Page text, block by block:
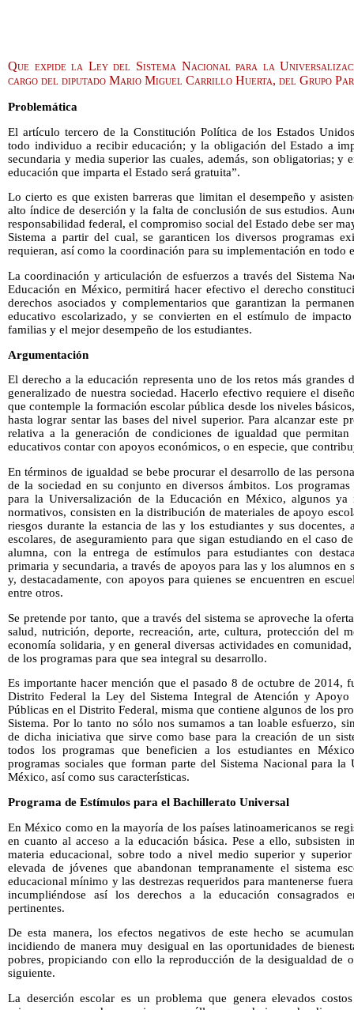
Que expide la Ley del Sistema Nacional para la
cargo del diputado Mario Miguel Carrillo Huerta, del Grupo
Problemática
El artículo tercero de la Constitución Política de los Estados
todo individuo a recibir educación; y la obligación del Estado a
secundaria y media superior las cuales, además, son obligatorias; y
educación que imparta el Estado será gratuita”.
Lo cierto es que existen barreras que limitan el desempeño y
alto índice de deserción y la falta de conclusión de sus estudios.
responsabilidad federal, el compromiso social del Estado debe ser
Sistema a partir del cual, se garanticen los diversos programas
requieran, así como la coordinación para su implementación en todo
La coordinación y articulación de esfuerzos a través del Sistema
Educación en México, permitirá hacer efectivo el derecho
derechos asociados y complementarios que garantizan la
educativo escolarizado, y se convierten en el estímulo de
familias y el mejor desempeño de los estudiantes.
Argumentación
El derecho a la educación representa uno de los retos más grandes
generalizado de nuestra sociedad. Hacerlo efectivo requiere el
que contemple la formación escolar pública desde los niveles
hasta lograr sentar las bases del nivel superior. Para alcanzar este
relativa a la generación de condiciones de igualdad que
educativos contar con apoyos económicos, o en especie, que
En términos de igualdad se bebe procurar el desarrollo de las
de la sociedad en su conjunto en diversos ámbitos. Los
para la Universalización de la Educación en México, algunos ya
normativos, consisten en la distribución de materiales de apoyo
riesgos durante la estancia de las y los estudiantes y sus
escolares, de aseguramiento para que sigan estudiando en el caso
alumna, con la entrega de estímulos para estudiantes con
primaria y secundaria, a través de apoyos para las y los alumnos
y, destacadamente, con apoyos para quienes se encuentren en
entre otros.
Se pretende por tanto, que a través del sistema se aproveche la
salud, nutrición, deporte, recreación, arte, cultura, protección del
economía solidaria, y en general diversas actividades en
de los programas para que sea integral su desarrollo.
Es importante hacer mención que el pasado 8 de octubre de 2014,
Distrito Federal la Ley del Sistema Integral de Atención y Apoyo
Públicas en el Distrito Federal, misma que contiene algunos de los
Sistema. Por lo tanto no sólo nos sumamos a tan loable esfuerzo,
de dicha iniciativa que sirve como base para la creación de un
todos los programas que beneficien a los estudiantes en
programas sociales que forman parte del Sistema Nacional para
México, así como sus características.
Programa de Estímulos para el Bachillerato Universal
En México como en la mayoría de los países latinoamericanos se
en cuanto al acceso a la educación básica. Pese a ello, subsisten
materia educacional, sobre todo a nivel medio superior y
elevada de jóvenes que abandonan tempranamente el sistema
educacional mínimo y las destrezas requeridos para mantenerse
incumpliéndose así los derechos a la educación consagrados
pertinentes.
De esta manera, los efectos negativos de este hecho se
incidiendo de manera muy desigual en las oportunidades de
pobres, propiciando con ello la reproducción de la desigualdad de
siguiente.
La deserción escolar es un problema que genera elevados